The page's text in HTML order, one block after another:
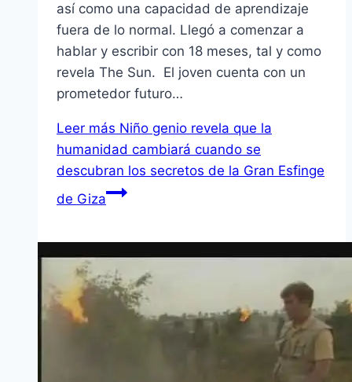
así como una capacidad de aprendizaje
fuera de lo normal. Llegó a comenzar a
hablar y escribir con 18 meses, tal y como
revela The Sun. El joven cuenta con un
prometedor futuro…
Leer más Niño genio revela que la
humanidad cambiará cuando se
descubran los secretos de la Gran Esfinge
de Giza